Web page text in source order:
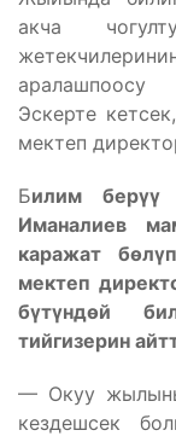
акча
аралашпоосу
Эскерте
мектеп
Билим берүү
Иманалиев
каражат
мектеп
бүтүндөй
тийгизерин
— Окуу
кездешсек